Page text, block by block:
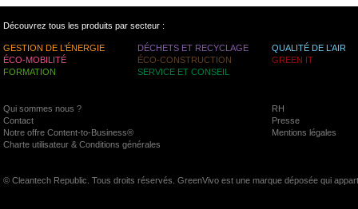
Découvrez tous les produits par secteur :
GESTION DE L’ÉNERGIE DÉCHETS ET RECYCLAGE
QUALITÉ DE L’AIR
ÉCO-MOBILITÉ
ÉCO-CONSTRUCTION
GREEN IT
FORMATION
SERVICE ET CONSEIL
Qui sommes nous ?
RH
Contact
Presse
Notre offre Content-to-Business®
Mentions légales
Charte utilisateur & Conditions générales
© Cleantech Republic. Tous droits réservés. GreenVivo est une marque déposée qui